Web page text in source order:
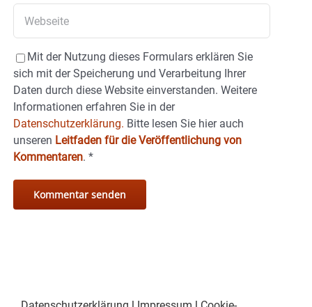
Mit der Nutzung dieses Formulars erklären Sie
sich mit der Speicherung und Verarbeitung Ihrer
Daten durch diese Website einverstanden. Weitere
Informationen erfahren Sie in der
Datenschutzerklärung. Bitte lesen Sie hier auch
unseren Leitfaden für die Veröffentlichung von
Kommentaren. *